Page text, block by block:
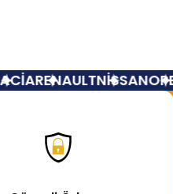
RENAULTNİSSANOPEL